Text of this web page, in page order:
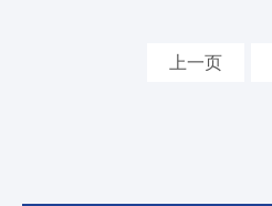
上一页